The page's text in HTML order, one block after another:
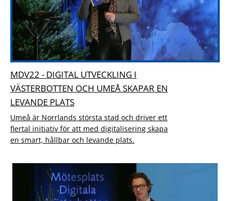
MDV22 - DIGITAL UTVECKLING I
VÄSTERBOTTEN OCH UMEÅ SKAPAR EN
LEVANDE PLATS
Umeå är Norrlands största stad och driver ett
flertal initiativ för att med digitalisering skapa
en smart, hållbar och levande plats.